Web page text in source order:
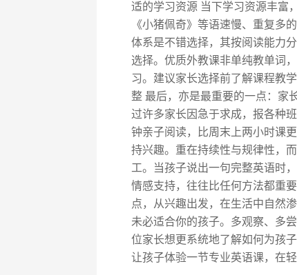
适的学习资源 当下学习资源丰富
《小猪佩奇》等语速慢、重复多
体系是不错选择，其按阅读能力
选择。优质外教课非单纯教单词
习。建议家长选择前了解课程教
整 最后，亦是最重要的一点：家
过许多家长因急于求成，报各种
钟亲子阅读，比周末上两小时课
持兴趣。重在持续性与规律性，
工。当孩子说出一句完整英语时
情感支持，往往比任何方法都重
点，从兴趣出发，在生活中自然
未必适合你的孩子。多观察、多
位家长想更系统地了解如何为孩
让孩子体验一节专业英语课，在